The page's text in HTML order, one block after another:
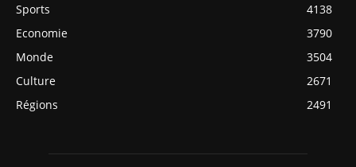
Sports
4138
Economie
3790
Monde
3504
Culture
2671
Régions
2491